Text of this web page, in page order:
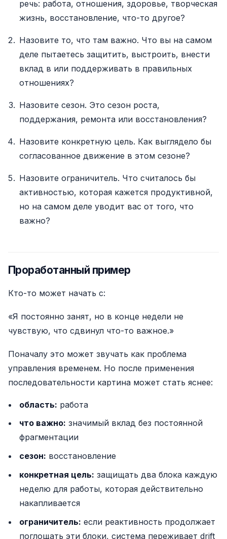
речь: работа, отношения, здоровье, творческая
жизнь, восстановление, что-то другое?
Назовите то, что там важно. Что вы на самом
деле пытаетесь защитить, выстроить, внести
вклад в или поддерживать в правильных
отношениях?
Назовите сезон. Это сезон роста,
поддержания, ремонта или восстановления?
Назовите конкретную цель. Как выглядело бы
согласованное движение в этом сезоне?
Назовите ограничитель. Что считалось бы
активностью, которая кажется продуктивной,
но на самом деле уводит вас от того, что
важно?
Проработанный пример
Кто-то может начать с:
«Я постоянно занят, но в конце недели не
чувствую, что сдвинул что-то важное.»
Поначалу это может звучать как проблема
управления временем. Но после применения
последовательности картина может стать яснее:
область: работа
что важно: значимый вклад без постоянной
фрагментации
сезон: восстановление
конкретная цель: защищать два блока каждую
неделю для работы, которая действительно
накапливается
ограничитель: если реактивность продолжает
поглощать эти блоки, система переживает drift